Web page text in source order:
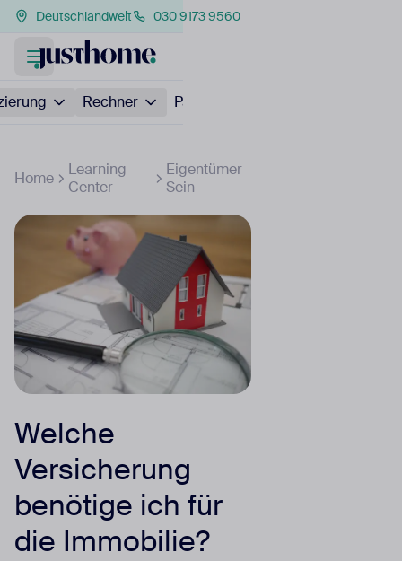
Deutschlandweit 030 9173 9560
Rechner Partner
Home
Learning
Center
Eigentümer
Sein
Welche
Versicherung
benötige ich für
die Immobilie?